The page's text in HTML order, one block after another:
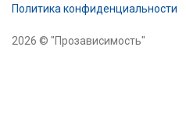
Политика конфиденциальности
2026 © "Прозависимость"